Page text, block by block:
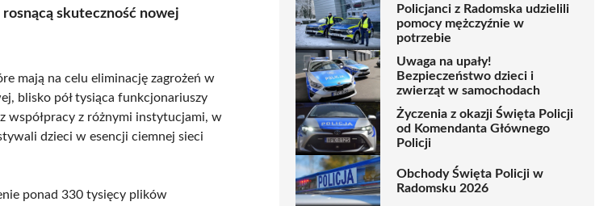
skuteczność nowej
mają na celu eliminację zagrożeń w
blisko pół tysiąca funkcjonariuszy
współpracy z różnymi instytucjami, w
dzieci w esencji ciemnej sieci
ponad 330 tysięcy plików
Policjanci z Radomska udzielili
pomocy mężczyźnie w
potrzebie
Uwaga na upały!
Bezpieczeństwo dzieci i
zwierząt w samochodach
Życzenia z okazji Święta Policji
od Komendanta Głównego
Policji
Obchody Święta Policji w
Radomsku 2026